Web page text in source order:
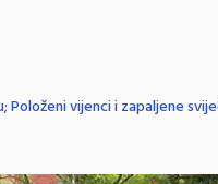
Položeni vijenci i zapaljene